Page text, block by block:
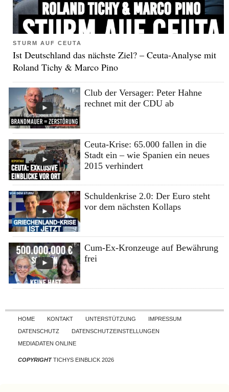
STURM AUF CEUTA
Ist Deutschland das nächste Ziel? – Ceuta-Analyse mit
Roland Tichy & Marco Pino
Club der Versager: Peter Hahne
rechnet mit der CDU ab
Ceuta-Krise: 65.000 fallen in die
Stadt ein – wie Spanien ein neues
2015 verhindert
Schuldenkrise 2.0: Der Euro steht
vor dem nächsten Kollaps
Cum-Ex-Kronzeuge auf Bewährung
frei
Skip to content
HOME KONTAKT UNTERSTÜTZUNG
IMPRESSUM
DATENSCHUTZ
DATENSCHUTZEINSTELLUNGEN
MEDIADATEN ONLINE
COPYRIGHTTICHYS EINBLICK 2026